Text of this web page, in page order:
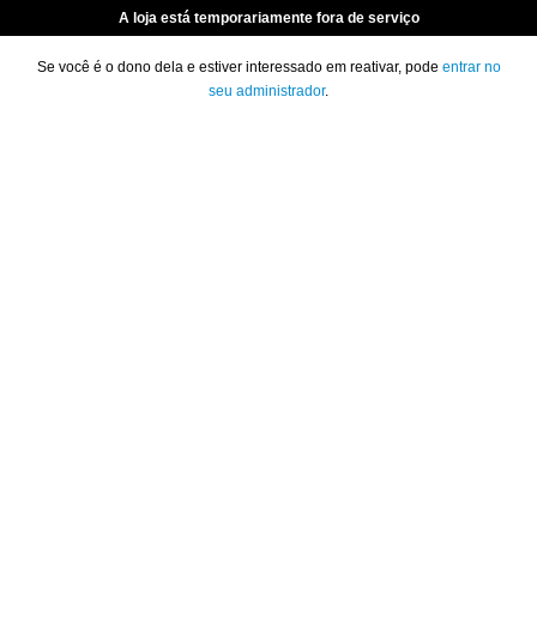
A loja está temporariamente fora de serviço
Se você é o dono dela e estiver interessado em reativar, pode entrar no
seu administrador.